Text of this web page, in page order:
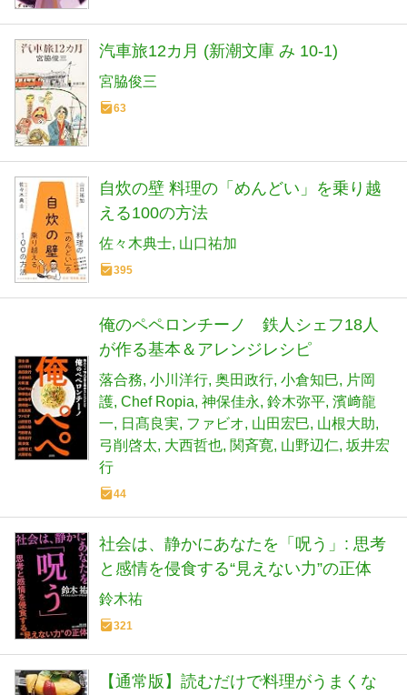
汽車旅12カ月 (新潮文庫 み 10-1)
宮脇俊三
63
自炊の壁 料理の「めんどい」を乗り越
える100の方法
佐々木典士 山口祐加
395
俺のペペロンチーノ 鉄人シェフ18人
が作る基本＆アレンジレシピ
落合務 小川洋行 奥田政行 小倉知巳
片岡
護 Chef Ropia 神保佳永 鈴木弥平 濱﨑龍
一
日髙良実 ファビオ 山田宏巳 山根大助
弓削啓太 大西哲也 関斉寛 山野辺仁 坂井宏
行
44
社会は、静かにあなたを「呪う」: 思考
と感情を侵食する“見えない力”の正体
鈴木祐
321
【通常版】読むだけで料理がうまくな